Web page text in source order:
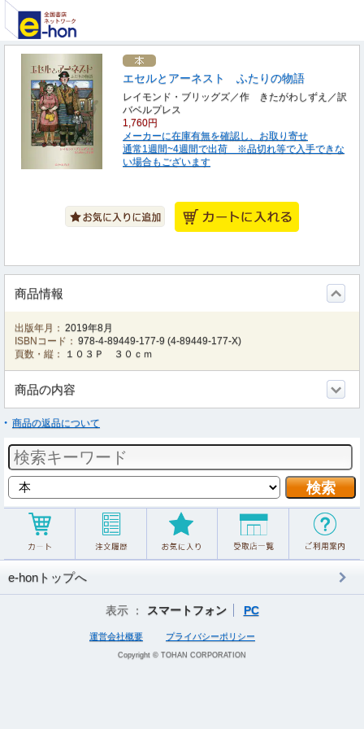
エセルとアーネスト ふたりの物語
レイモンド・ブリッグズ／作 きたがわしずえ／訳
バベルプレス
1,760円
メーカーに在庫有無を確認し、お取り寄せ
通常1週間~4週間で出荷 ※品切れ等で入手できな
い場合もございます
商品情報
出版年月： 2019年8月
ISBNコード： 978-4-89449-177-9 (4-89449-177-X)
頁数・縦：
１０３Ｐ ３０ｃｍ
商品の内容
商品の返品について
e-honトップへ
表示 ： スマートフォン PC
運営会社概要 プライバシーポリシー
Copyright © TOHAN CORPORATION